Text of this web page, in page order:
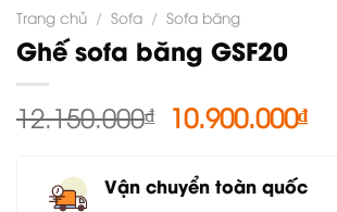
Trang chủ / Sofa / Sofa băng
Ghế sofa băng GSF20
12.150.000₫ Giá
gốc
là:
12.150.000₫.
10.900.000₫Giá
là:
Vận chuyển toàn quốc